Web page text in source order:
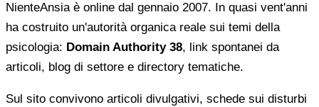
NienteAnsia è online dal gennaio 2007. In quasi vent'anni
ha costruito un'autorità organica reale sui temi della
psicologia: Domain Authority 38, link spontanei da
articoli, blog di settore e directory tematiche.
Sul sito convivono articoli divulgativi, schede sui disturbi